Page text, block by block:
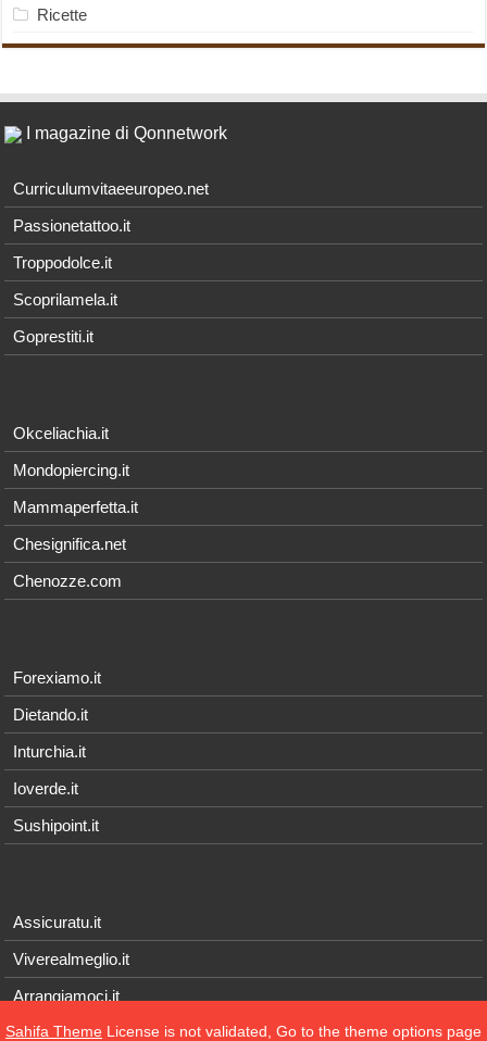
Ricette
I magazine di Qonnetwork
Curriculumvitaeeuropeo.net
Passionetattoo.it
Troppodolce.it
Scoprilamela.it
Goprestiti.it
Okceliachia.it
Mondopiercing.it
Mammaperfetta.it
Chesignifica.net
Chenozze.com
Forexiamo.it
Dietando.it
Inturchia.it
Ioverde.it
Sushipoint.it
Assicuratu.it
Viverealmeglio.it
Arrangiamoci.it
Tecnichef.it
Sahifa Theme License is not validated, Go to the theme options page